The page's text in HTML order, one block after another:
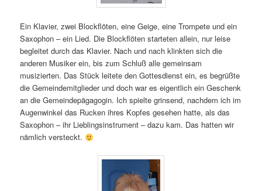
Ein Klavier, zwei Blockflöten, eine Geige, eine Trompete und ein
Saxophon – ein Lied. Die Blockflöten starteten allein, nur leise
begleitet durch das Klavier. Nach und nach klinkten sich die
anderen Musiker ein, bis zum Schluß alle gemeinsam
musizierten. Das Stück leitete den Gottesdienst ein, es begrüßte
die Gemeindemitglieder und doch war es eigentlich ein Geschenk
an die Gemeindepägagogin. Ich spielte grinsend, nachdem ich im
Augenwinkel das Rucken ihres Kopfes gesehen hatte, als das
Saxophon – ihr Lieblingsinstrument – dazu kam. Das hatten wir
nämlich versteckt.